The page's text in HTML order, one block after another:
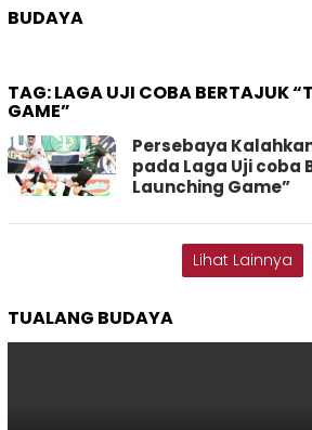
BUDAYA
TAG:LAGA UJI COBA BERTAJUK
GAME”
Persebaya
pada Laga Uji coba
Launching Game”
Lihat Lainnya
TUALANG BUDAYA